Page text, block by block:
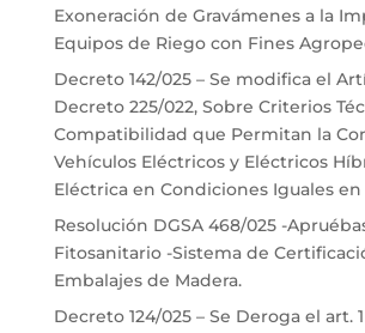
Exoneración de Gravámenes a la
Equipos de Riego con Fines
Decreto 142/025 – Se modifica el
Decreto 225/022, Sobre Criterios
Compatibilidad que Permitan la
Vehículos Eléctricos y Eléctricos
Eléctrica en Condiciones Iguales en
Resolución DGSA 468/025 -
Fitosanitario -Sistema de
Embalajes de Madera.
Decreto 124/025 – Se Deroga el art.